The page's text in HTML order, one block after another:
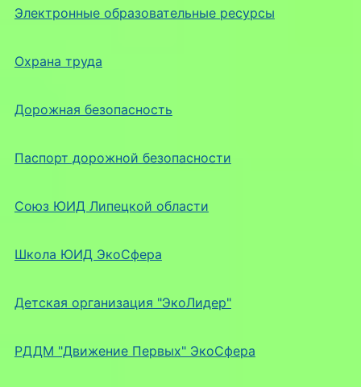
Электронные образовательные ресурсы
Охрана труда
Дорожная безопасность
Паспорт дорожной безопасности
Союз ЮИД Липецкой области
Школа ЮИД ЭкоСфера
Детская организация "ЭкоЛидер"
РДДМ "Движение Первых" ЭкоСфера